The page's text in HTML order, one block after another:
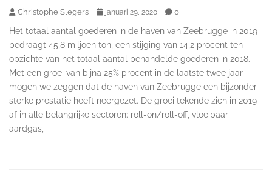
Christophe Slegers januari 29, 2020 0
Het totaal aantal goederen in de haven van Zeebrugge in 2019
bedraagt 45,8 miljoen ton, een stijging van 14,2 procent ten
opzichte van het totaal aantal behandelde goederen in 2018.
Met een groei van bijna 25% procent in de laatste twee jaar
mogen we zeggen dat de haven van Zeebrugge een bijzonder
sterke prestatie heeft neergezet. De groei tekende zich in 2019
af in alle belangrijke sectoren: roll-on/roll-off, vloeibaar
aardgas,